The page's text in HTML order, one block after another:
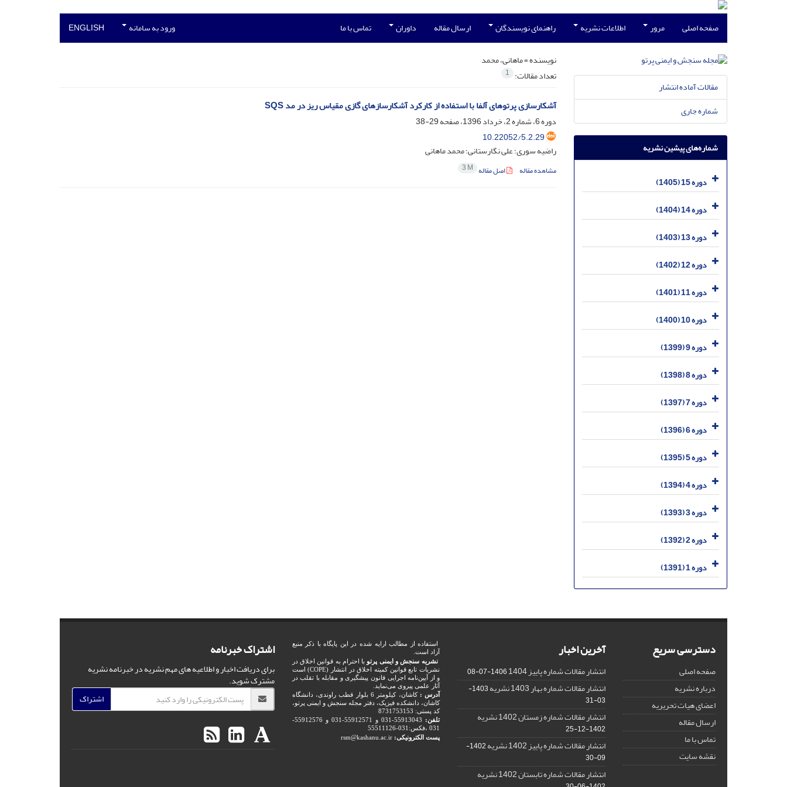
صفحه اصلی مرور اطلاعات نشریه راهنمای نویسندگان ارسال مقاله داوران تماس با ما ورود به سامانه ENGLISH
نویسنده =ماهانی، محمد
تعداد مقالات: 1
آشکارسازی پرتوهای آلفا با استفاده از کارکرد آشکارسازهای گازی مقیاس ریز در مد SQS
دوره 6، شماره 2، خرداد 1396، صفحه
29-38
10.22052/5.2.29
راضیه سوری؛ علی نگارستانی؛ محمد ماهانی
مشاهده مقاله اصل مقاله 3 M
مقالات آماده انتشار
شماره جاری
شماره‌های پیشین نشریه
دوره 15 (1405)
دوره 14 (1404)
دوره 13 (1403)
دوره 12 (1402)
دوره 11 (1401)
دوره 10 (1400)
دوره 9 (1399)
دوره 8 (1398)
دوره 7 (1397)
دوره 6 (1396)
دوره 5 (1395)
دوره 4 (1394)
دوره 3 (1393)
دوره 2 (1392)
دوره 1 (1391)
دسترسی سریع
صفحه اصلی
درباره نشریه
اعضای هیات تحریریه
ارسال مقاله
تماس با ما
نقشه سایت
آخرین اخبار
انتشار مقالات شماره پاییز 1404 1406-07-08
انتشار مقالات شماره بهار 1403 نشریه
1403-
03-31
انتشار مقالات شماره زمستان 1402 نشریه
1402-12-25
انتشار مقالات شماره پاییز 1402 نشریه
1402-
09-30
انتشار مقالات شماره تابستان 1402 نشریه
استفاده از مطالب ارایه شده در این پایگاه با ذکر منبع
آزاد است.
نشریه سنجش و ایمنی پرتو با احترام به قوانین اخلاق در
نشریات تابع قوانین کمیته اخلاق در انتشار (COPE) است
و از آیین‌نامه اجرایی قانون پیشگیری و مقابله با تقلب در
آثار علمی پیروی می‌نماید.
آدرس :
کاشان، کیلومتر 6 بلوار قطب راوندی، دانشگاه
کاشان، دانشکده فیزیک، دفتر مجله سنجش و ایمنی پرتو،
کد پستی: 8731753153
تلفن:
55913043-031 و 55912571-031 و 55912576-
031 ،فکس:031-55511126
پست الکترونیکی: rsm@kashanu.ac.ir
اشتراک خبرنامه
برای دریافت اخبار و اطلاعیه های مهم نشریه در خبرنامه نشریه
مشترک شوید.
اشتراک